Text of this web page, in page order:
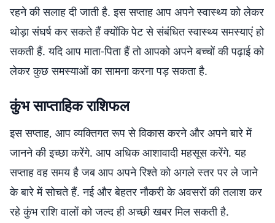
रहने की सलाह दी जाती है. इस सप्ताह आप अपने स्वास्थ्य को लेकर
थोड़ा संघर्ष कर सकते हैं क्योंकि पेट से संबंधित स्वास्थ्य समस्याएं हो
सकती हैं. यदि आप माता-पिता हैं तो आपको अपने बच्चों की पढ़ाई को
लेकर कुछ समस्याओं का सामना करना पड़ सकता है.
कुंभ साप्ताहिक राशिफल
इस सप्ताह, आप व्यक्तिगत रूप से विकास करने और अपने बारे में
जानने की इच्छा करेंगे. आप अधिक आशावादी महसूस करेंगे. यह
सप्ताह वह समय है जब आप अपने रिश्ते को अगले स्तर पर ले जाने
के बारे में सोचते हैं. नई और बेहतर नौकरी के अवसरों की तलाश कर
रहे कुंभ राशि वालों को जल्द ही अच्छी खबर मिल सकती है.